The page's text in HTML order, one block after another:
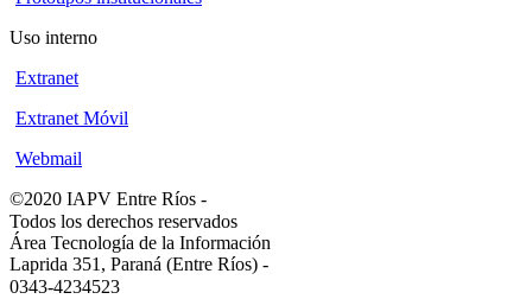
Uso interno
Extranet
Extranet Móvil
Webmail
©2020 IAPV Entre Ríos -
Todos los derechos reservados
Área Tecnología de la Información
Laprida 351, Paraná (Entre Ríos) -
0343-4234523